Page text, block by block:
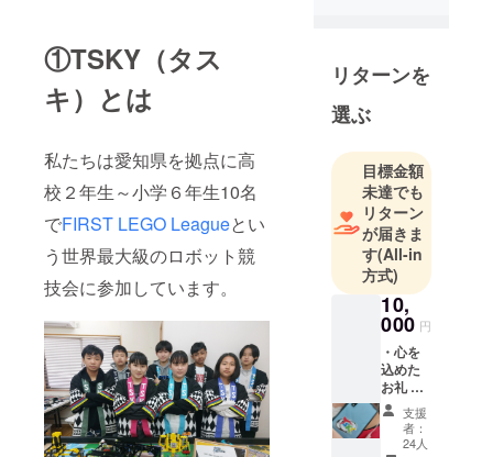
①TSKY（タス
キ）とは
私たちは愛知県を拠点に高
校２年生～小学６年生10名
でFIRST LEGO Leagueとい
う世界最大級のロボット競
技会に参加しています。
リターンを
選ぶ
目標金額
未達でも
リターン
が届きま
す(All-in
方式)
10,
000 円
・心を
込めた
お礼 ・
世界大
会報告
(YouTub
支援
者：
24人